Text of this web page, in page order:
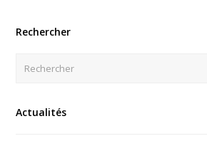
Rechercher
Actualités